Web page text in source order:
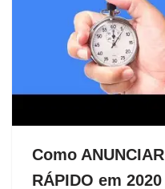
Como
RÁPIDO em